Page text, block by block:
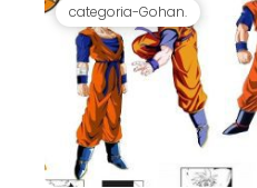
categoria-Gohan.